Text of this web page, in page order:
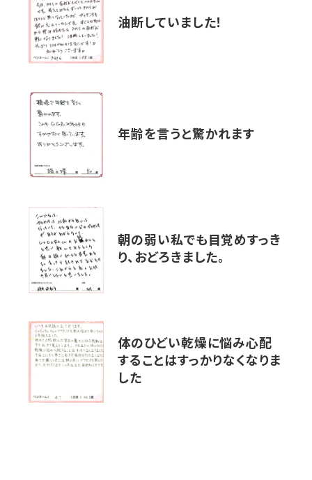
油断していました！
年齢を言うと驚かれます
朝の弱い私でも目覚めすっき
り、おどろきました。
体のひどい乾燥に悩み心配
することはすっかりなくなりま
した